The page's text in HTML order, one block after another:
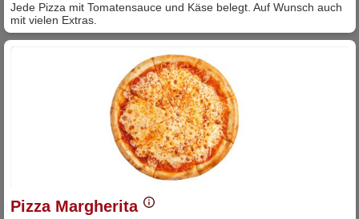
Jede Pizza mit Tomatensauce und Käse belegt. Auf Wunsch auch
mit vielen Extras.
Pizza Margherita